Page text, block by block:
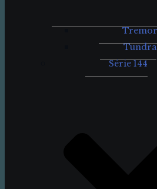
Tremor
Tundra
Série 144